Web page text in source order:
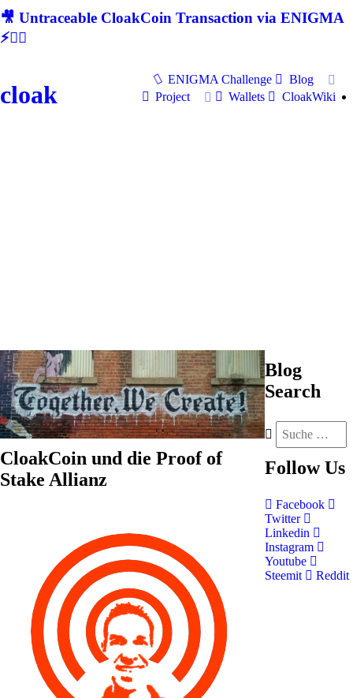
🎥 Untraceable CloakCoin Transaction via ENIGMA
⚡🕵‍♂
cloak
ENIGMA Challenge
Blog
Project
Wallets CloakWiki
CloakCoin und die Proof of
Stake Allianz
Blog
Search
Follow Us
Facebook
Twitter
Linkedin
Instagram
Youtube
Steemit
Reddit